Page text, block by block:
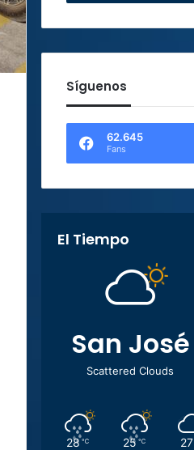
Síguenos
62.645
Fans
El Tiempo
San José
Scattered Clouds
28 ℃ 25 ℃ 27